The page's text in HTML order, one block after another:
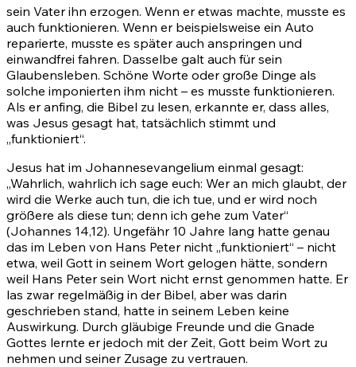
sein Vater ihn erzogen. Wenn er etwas machte, musste es
auch funktionieren. Wenn er beispielsweise ein Auto
reparierte, musste es später auch anspringen und
einwandfrei fahren. Dasselbe galt auch für sein
Glaubensleben. Schöne Worte oder große Dinge als
solche imponierten ihm nicht – es musste funktionieren.
Als er anfing, die Bibel zu lesen, erkannte er, dass alles,
was Jesus gesagt hat, tatsächlich stimmt und
„funktioniert“.
Jesus hat im Johannesevangelium einmal gesagt:
„Wahrlich, wahrlich ich sage euch: Wer an mich glaubt, der
wird die Werke auch tun, die ich tue, und er wird noch
größere als diese tun; denn ich gehe zum Vater“
(Johannes 14,12). Ungefähr 10 Jahre lang hatte genau
das im Leben von Hans Peter nicht „funktioniert“ – nicht
etwa, weil Gott in seinem Wort gelogen hätte, sondern
weil Hans Peter sein Wort nicht ernst genommen hatte. Er
las zwar regelmäßig in der Bibel, aber was darin
geschrieben stand, hatte in seinem Leben keine
Auswirkung. Durch gläubige Freunde und die Gnade
Gottes lernte er jedoch mit der Zeit, Gott beim Wort zu
nehmen und seiner Zusage zu vertrauen.